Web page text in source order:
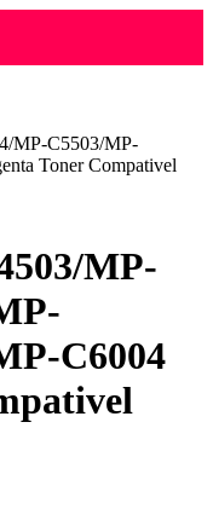
MP-C5503/MP-
Toner Compativel
MP-
C6004